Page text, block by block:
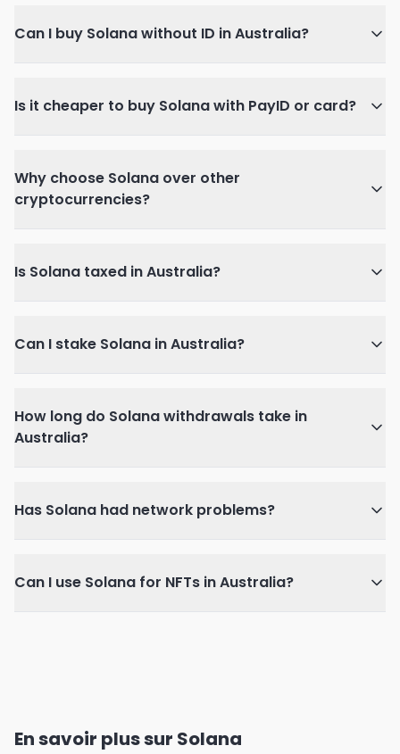
Can I buy Solana without ID in Australia?
Is it cheaper to buy Solana with PayID or card?
Why choose Solana over other
cryptocurrencies?
Is Solana taxed in Australia?
Can I stake Solana in Australia?
How long do Solana withdrawals take in
Australia?
Has Solana had network problems?
Can I use Solana for NFTs in Australia?
En savoir plus sur Solana